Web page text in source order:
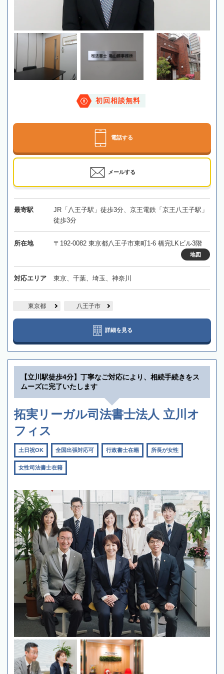
初回相談無料
電話する
メールする
最寄駅
JR「八王子駅」徒歩3分、京王電鉄「京王八王子駅」
徒歩3分
所在地 〒192-0082 東京都八王子市東町1-6 橋完LKビル3階
地図
対応エリア 東京、千葉、埼玉、神奈川
東京都 八王子市
詳細を見る
【立川駅徒歩4分】丁寧なご対応により、相続手続きをス
ムーズに完了いたします
拓実リーガル司法書士法人 立川オ
フィス
土日祝OK 全国出張対応可 行政書士在籍 所長が女性
女性司法書士在籍